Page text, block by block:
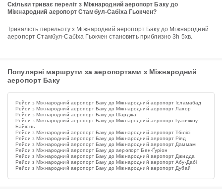
Скільки триває переліт з Міжнародний аеропорт Баку до
Міжнародний аеропорт Стамбул-Сабіха Гьокчен?
Тривалість перельоту з Міжнародний аеропорт Баку до Міжнародний
аеропорт Стамбул-Сабіха Гьокчен становить приблизно 3h 5хв.
Популярні маршрути за аеропортами з Міжнародний
аеропорт Баку
Рейси з Міжнародний аеропорт Баку до Міжнародний аеропорт Ісламабад
Рейси з Міжнародний аеропорт Баку до Міжнародний аеропорт Лахор
Рейси з Міжнародний аеропорт Баку до Шарджа
Рейси з Міжнародний аеропорт Баку до Міжнародний аеропорт Гуанчжоу-
Байюнь
Рейси з Міжнародний аеропорт Баку до Міжнародний аеропорт Тбілісі
Рейси з Міжнародний аеропорт Баку до Міжнародний аеропорт Ріяд
Рейси з Міжнародний аеропорт Баку до Міжнародний аеропорт Даммам
Рейси з Міжнародний аеропорт Баку до аеропорт Бен-Ґуріон
Рейси з Міжнародний аеропорт Баку до Міжнародний аеропорт Джидда
Рейси з Міжнародний аеропорт Баку до Міжнародний аеропорт Абу-Дабі
Рейси з Міжнародний аеропорт Баку до Міжнародний аеропорт Дубай